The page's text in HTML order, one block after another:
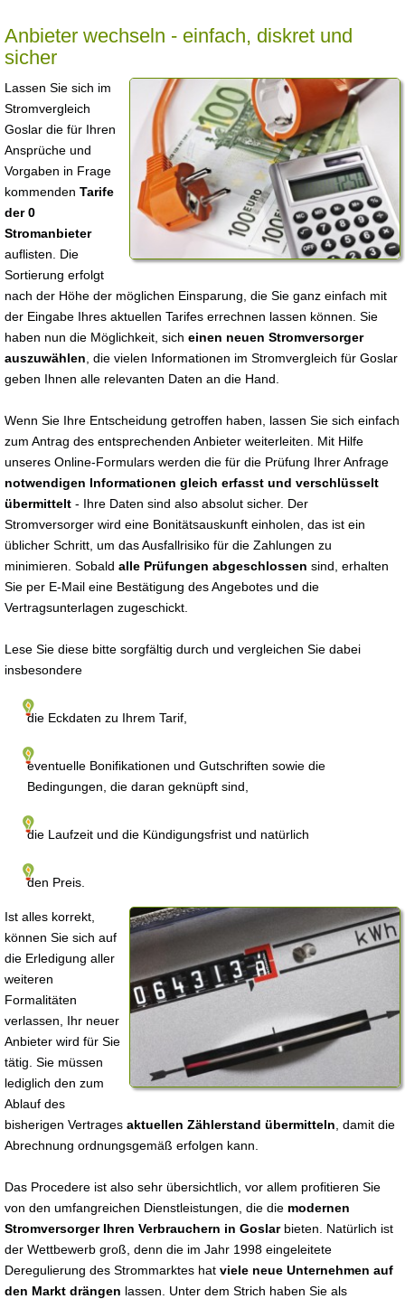
Anbieter wechseln - einfach, diskret und
sicher
Lassen Sie sich im
Stromvergleich
Goslar die für Ihren
Ansprüche und
Vorgaben in Frage
kommenden Tarife
der 0
Stromanbieter
auflisten. Die
Sortierung erfolgt
nach der Höhe der möglichen Einsparung, die Sie ganz einfach mit
der Eingabe Ihres aktuellen Tarifes errechnen lassen können. Sie
haben nun die Möglichkeit, sich einen neuen Stromversorger
auszuwählen , die vielen Informationen im Stromvergleich für Goslar
geben Ihnen alle relevanten Daten an die Hand.
Wenn Sie Ihre Entscheidung getroffen haben, lassen Sie sich einfach
zum Antrag des entsprechenden Anbieter weiterleiten. Mit Hilfe
unseres Online-Formulars werden die für die Prüfung Ihrer Anfrage
notwendigen Informationen gleich erfasst und verschlüsselt
übermittelt - Ihre Daten sind also absolut sicher. Der
Stromversorger wird eine Bonitätsauskunft einholen, das ist ein
üblicher Schritt, um das Ausfallrisiko für die Zahlungen zu
minimieren. Sobald alle Prüfungen abgeschlossen sind, erhalten
Sie per E-Mail eine Bestätigung des Angebotes und die
Vertragsunterlagen zugeschickt.
Lese Sie diese bitte sorgfältig durch und vergleichen Sie dabei
insbesondere
die Eckdaten zu Ihrem Tarif,
eventuelle Bonifikationen und Gutschriften sowie die
Bedingungen, die daran geknüpft sind,
die Laufzeit und die Kündigungsfrist und natürlich
den Preis.
Ist alles korrekt,
können Sie sich auf
die Erledigung aller
weiteren
Formalitäten
verlassen, Ihr neuer
Anbieter wird für Sie
tätig. Sie müssen
lediglich den zum
Ablauf des
bisherigen Vertrages aktuellen Zählerstand übermitteln , damit die
Abrechnung ordnungsgemäß erfolgen kann.
Das Procedere ist also sehr übersichtlich, vor allem profitieren Sie
von den umfangreichen Dienstleistungen, die die modernen
Stromversorger Ihren Verbrauchern in Goslarbieten. Natürlich ist
der Wettbewerb groß, denn die im Jahr 1998 eingeleitete
Deregulierung des Strommarktes hat viele neue Unternehmen auf
den Markt drängen lassen. Unter dem Strich haben Sie als